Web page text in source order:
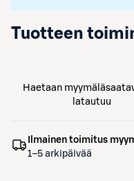
Tuotteen
Haetaan
latautuu
Ilmainen toimitus
1–5 arkipäivää